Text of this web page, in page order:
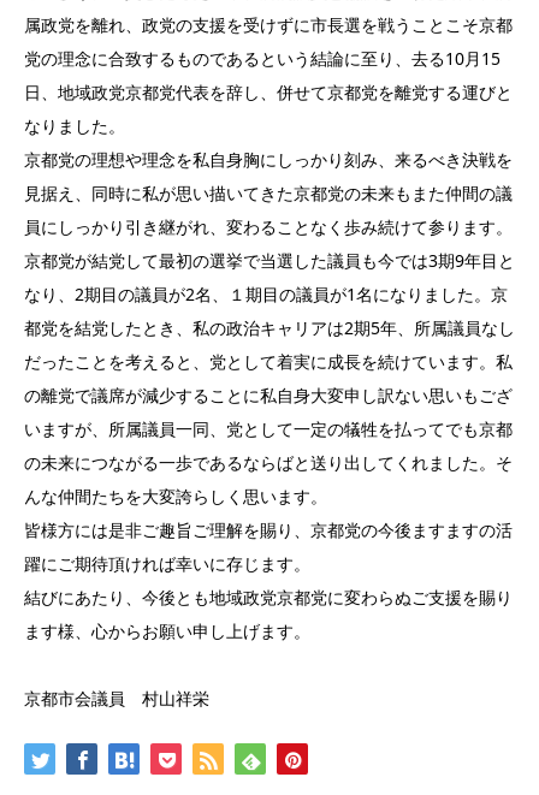
属政党を離れ、政党の支援を受けずに市長選を戦うことこそ京都
党の理念に合致するものであるという結論に至り、去る10月15
日、地域政党京都党代表を辞し、併せて京都党を離党する運びと
なりました。
京都党の理想や理念を私自身胸にしっかり刻み、来るべき決戦を
見据え、同時に私が思い描いてきた京都党の未来もまた仲間の議
員にしっかり引き継がれ、変わることなく歩み続けて参ります。
京都党が結党して最初の選挙で当選した議員も今では3期9年目と
なり、2期目の議員が2名、１期目の議員が1名になりました。京
都党を結党したとき、私の政治キャリアは2期5年、所属議員なし
だったことを考えると、党として着実に成長を続けています。私
の離党で議席が減少することに私自身大変申し訳ない思いもござ
いますが、所属議員一同、党として一定の犠牲を払ってでも京都
の未来につながる一歩であるならばと送り出してくれました。そ
んな仲間たちを大変誇らしく思います。
皆様方には是非ご趣旨ご理解を賜り、京都党の今後ますますの活
躍にご期待頂ければ幸いに存じます。
結びにあたり、今後とも地域政党京都党に変わらぬご支援を賜り
ます様、心からお願い申し上げます。
京都市会議員 村山祥栄